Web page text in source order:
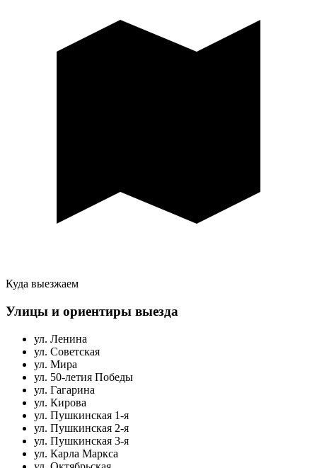
Куда выезжаем
Улицы и ориентиры выезда
ул. Ленина
ул. Советская
ул. Мира
ул. 50-летия Победы
ул. Гагарина
ул. Кирова
ул. Пушкинская 1-я
ул. Пушкинская 2-я
ул. Пушкинская 3-я
ул. Карла Маркса